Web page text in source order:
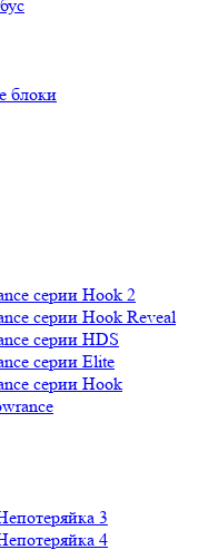
блоки
серии Hook 2
серии Hook Reveal
серии HDS
серии Elite
серии Hook
3
4